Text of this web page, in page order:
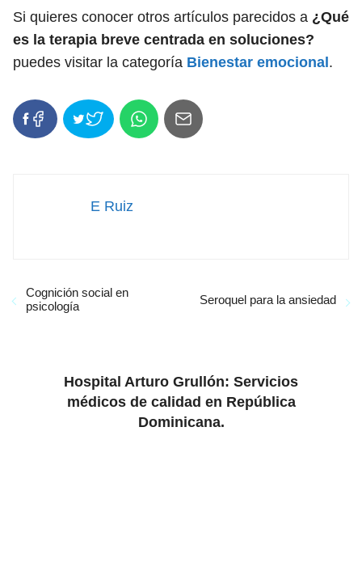
Si quieres conocer otros artículos parecidos a ¿Qué
es la terapia breve centrada en soluciones?
puedes visitar la categoría Bienestar emocional .
E Ruiz
Cognición social en
psicología
Seroquel para la ansiedad
Hospital Arturo Grullón: Servicios
médicos de calidad en República
Dominicana.